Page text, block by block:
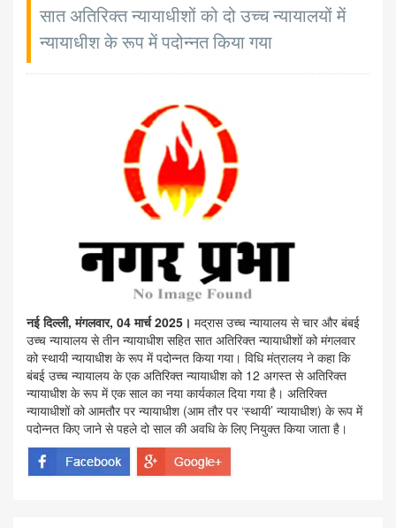
सात अतिरिक्त न्यायाधीशों को दो उच्च न्यायालयों में
न्यायाधीश के रूप में पदोन्नत किया गया
नई दिल्ली, मंगलवार, 04 मार्च 2025। मद्रास उच्च न्यायालय से चार और बंबई
उच्च न्यायालय से तीन न्यायाधीश सहित सात अतिरिक्त न्यायाधीशों को मंगलवार
को स्थायी न्यायाधीश के रूप में पदोन्नत किया गया। विधि मंत्रालय ने कहा कि
बंबई उच्च न्यायालय के एक अतिरिक्त न्यायाधीश को 12 अगस्त से अतिरिक्त
न्यायाधीश के रूप में एक साल का नया कार्यकाल दिया गया है। अतिरिक्त
न्यायाधीशों को आमतौर पर न्यायाधीश (आम तौर पर ‘स्थायी’ न्यायाधीश) के रूप में
पदोन्नत किए जाने से पहले दो साल की अवधि के लिए नियुक्त किया जाता है।